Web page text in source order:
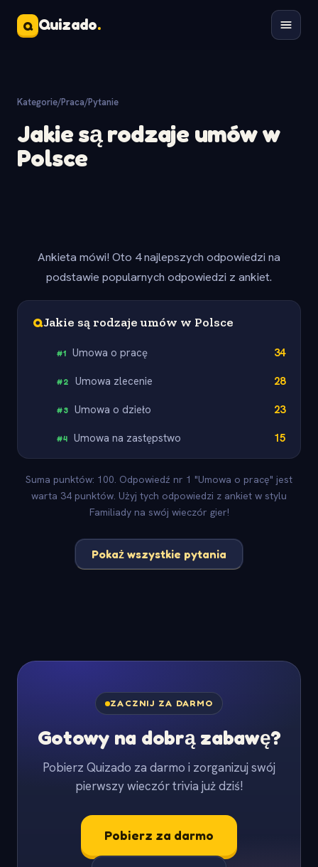
Q Quizado.
Kategorie/Praca/Pytanie
Jakie są rodzaje umów w
Polsce
Ankieta mówi! Oto 4 najlepszych odpowiedzi na
podstawie popularnych odpowiedzi z ankiet.
QJakie są rodzaje umów w Polsce
#1 Umowa o pracę 34
#2 Umowa zlecenie 28
#3 Umowa o dzieło 23
#4 Umowa na zastępstwo 15
Suma punktów: 100. Odpowiedź nr 1 "Umowa o pracę" jest
warta 34 punktów. Użyj tych odpowiedzi z ankiet w stylu
Familiady na swój wieczór gier!
Pokaż wszystkie pytania
ZACZNIJ ZA DARMO
Gotowy na dobrą zabawę?
Pobierz Quizado za darmo i zorganizuj swój
pierwszy wieczór trivia już dziś!
Pobierz za darmo